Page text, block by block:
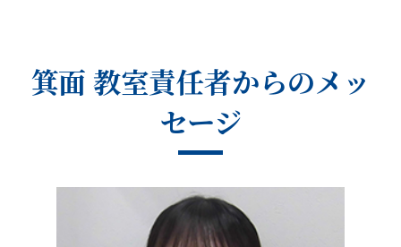
箕面 教室責任者からのメッ
セージ